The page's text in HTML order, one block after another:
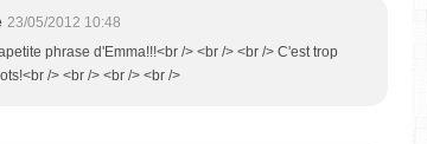
23/05/2012 10:48
phrase d'Emma!!!<br /> <br /> <br /> C'est trop
/> <br /> <br /> <br />